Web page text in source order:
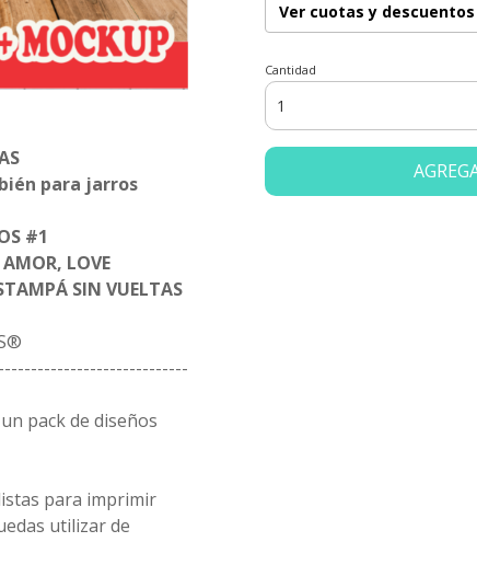
para jarros
#1
LOVE
SIN VUELTAS
pack de diseños
para imprimir
utilizar de
Ver cuotas y descuentos
Cantidad